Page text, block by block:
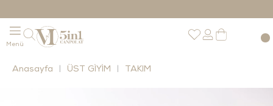
Anasayfa ÜST GİYİM TAKIM